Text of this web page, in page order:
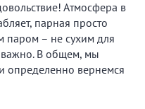
Атмосфера в
парная просто
паром – не сухим для
важно. В общем, мы
определенно вернемся